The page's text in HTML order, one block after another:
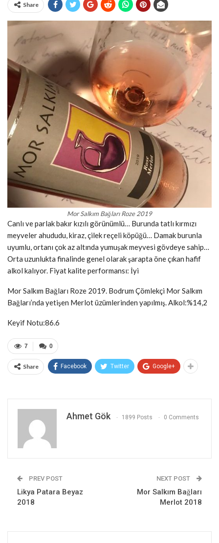
Share
Mor Salkım Bağları Roze 2019
Canlı ve parlak bakır kızılı görünümlü… Burunda tatlı kırmızı
meyveler ahududu, kiraz, çilek reçeli köpüğü… Damak burunla
uyumlu, ortanı çok az altında yumuşak meyvesi gövdeye sahip…
Orta uzunlukta finalinde genel olarak şarapta öne çıkan hafif
alkol kalıyor. Fiyat kalite performansı: İyi
Mor Salkım Bağları Roze 2019. Bodrum Çömlekçi Mor Salkım
Bağları’nda yetişen Merlot üzümlerinden yapılmış. Alkol:%14,2
Keyif Notu:86.6
0
7
Share Facebook Twitter Google+
Ahmet Gök 1899 Posts 0 Comments
PREV POST
Likya Patara Beyaz
2018
NEXT POST
Mor Salkım Bağları
Merlot 2018